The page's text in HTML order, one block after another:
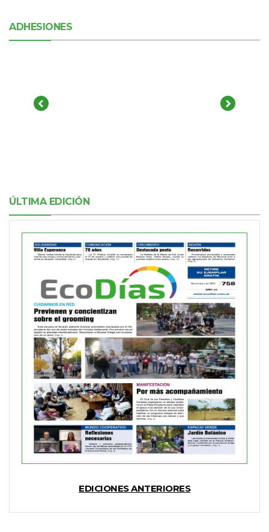
ADHESIONES
ÚLTIMA EDICIÓN
EDICIONES ANTERIORES